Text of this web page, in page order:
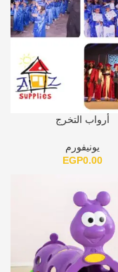
أرواب التخرج
يونيفورم
EGP0.00